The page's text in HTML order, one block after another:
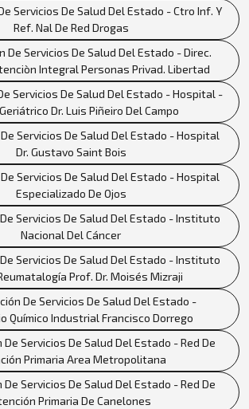
Servicios De Salud Del Estado - Ctro Inf. Y
Ref. Nal De Red Drogas
De Servicios De Salud Del Estado - Direc.
Integral Personas Privad. Libertad
Servicios De Salud Del Estado - Hospital -
Dr. Luis Piñeiro Del Campo
Servicios De Salud Del Estado - Hospital
Dr. Gustavo Saint Bois
Servicios De Salud Del Estado - Hospital
Especializado De Ojos
Servicios De Salud Del Estado - Instituto
Nacional Del Cáncer
Servicios De Salud Del Estado - Instituto
Prof. Dr. Moisés Mizraji
De Servicios De Salud Del Estado -
Químico Industrial Francisco Dorrego
Servicios De Salud Del Estado - Red De
Primaria Area Metropolitana
Servicios De Salud Del Estado - Red De
Primaria De Canelones